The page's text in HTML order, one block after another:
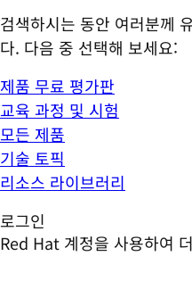
검색하시는 동안 여러분께
다. 다음 중 선택해 보세요:
제품 무료 평가판
교육 과정 및 시험
모든 제품
기술 토픽
리소스 라이브러리
로그인
Red Hat 계정을 사용하여